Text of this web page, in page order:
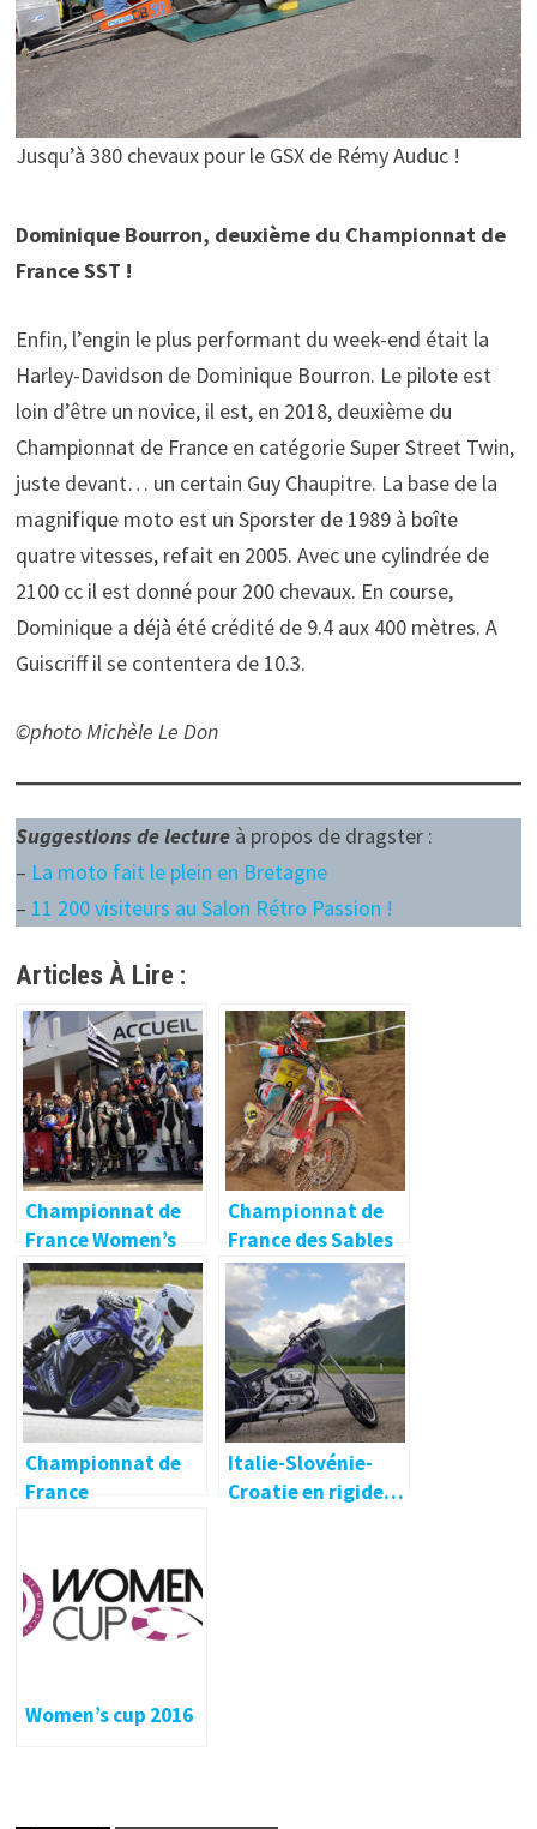
Jusqu’à 380 chevaux pour le GSX de Rémy Auduc !
Dominique Bourron, deuxième du Championnat de
France SST !
Enfin, l’engin le plus performant du week-end était la
Harley-Davidson de Dominique Bourron. Le pilote est
loin d’être un novice, il est, en 2018, deuxième du
Championnat de France en catégorie Super Street Twin,
juste devant… un certain Guy Chaupitre. La base de la
magnifique moto est un Sporster de 1989 à boîte
quatre vitesses, refait en 2005. Avec une cylindrée de
2100 cc il est donné pour 200 chevaux. En course,
Dominique a déjà été crédité de 9.4 aux 400 mètres. A
Guiscriff il se contentera de 10.3.
©photo Michèle Le Don
Suggestions de lectureà propos de dragster :
– La moto fait le plein en Bretagne
– 11 200 visiteurs au Salon Rétro Passion !
Articles À Lire :
Championnat de
France Women’s
Cup : le titre en 600
pour Anne-Louise
Floury !
Championnat de
France des Sables
2019
Championnat de
France
Italie-Slovénie-
Croatie en rigide…
Women’s cup 2016